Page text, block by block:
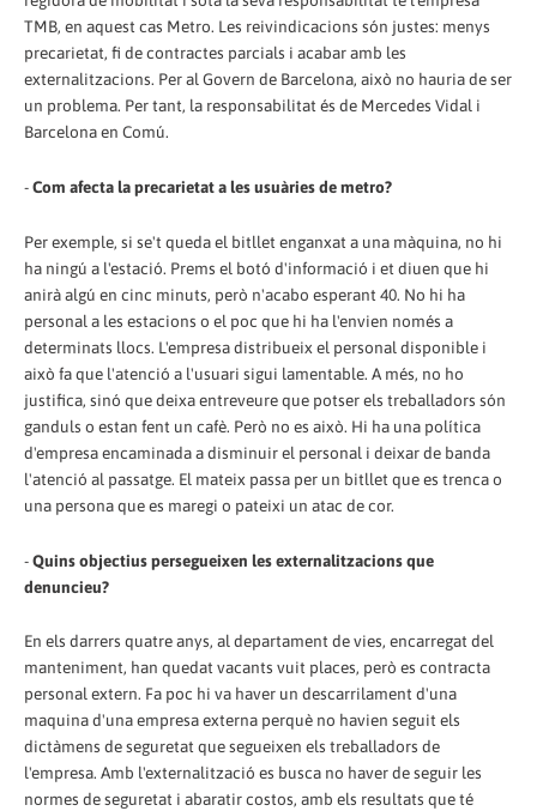
TMB, en aquest cas Metro. Les reivindicacions són justes: menys
precarietat, fi de contractes parcials i acabar amb les
externalitzacions. Per al Govern de Barcelona, això no hauria de ser
un problema. Per tant, la responsabilitat és de Mercedes Vidal i
Barcelona en Comú.
-Com afecta la precarietat a les usuàries de metro?
Per exemple, si se't queda el bitllet enganxat a una màquina, no hi
ha ningú a l'estació. Prems el botó d'informació i et diuen que hi
anirà algú en cinc minuts, però n'acabo esperant 40. No hi ha
personal a les estacions o el poc que hi ha l'envien només a
determinats llocs. L'empresa distribueix el personal disponible i
això fa que l'atenció a l'usuari sigui lamentable. A més, no ho
justifica, sinó que deixa entreveure que potser els treballadors són
ganduls o estan fent un cafè. Però no es això. Hi ha una política
d'empresa encaminada a disminuir el personal i deixar de banda
l'atenció al passatge. El mateix passa per un bitllet que es trenca o
una persona que es maregi o pateixi un atac de cor.
-Quins objectius persegueixen les externalitzacions que
denuncieu?
En els darrers quatre anys, al departament de vies, encarregat del
manteniment, han quedat vacants vuit places, però es contracta
personal extern. Fa poc hi va haver un descarrilament d'una
maquina d'una empresa externa perquè no havien seguit els
dictàmens de seguretat que segueixen els treballadors de
l'empresa. Amb l'externalització es busca no haver de seguir les
normes de seguretat i abaratir costos, amb els resultats que té